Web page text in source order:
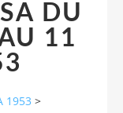
DU
11
1953 >